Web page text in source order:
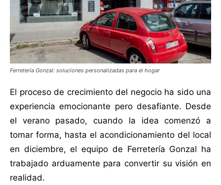
Ferretería Gonzal: soluciones personalizadas para el hogar
El proceso de crecimiento del negocio ha sido una
experiencia emocionante pero desafiante. Desde
el verano pasado, cuando la idea comenzó a
tomar forma, hasta el acondicionamiento del local
en diciembre, el equipo de Ferretería Gonzal ha
trabajado arduamente para convertir su visión en
realidad.